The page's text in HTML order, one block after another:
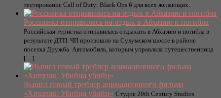
тестирование Call of Duty: Black Ops 6 для всех желающих.
Россиянка отправилась на отдых в Абхазию и погибла
Российская туристка отправилась отдыхать в Абхазию и погибла в
результате ДТП. ЧП произошло на Сухумском шоссе в районе
поселка Дружба. Автомобиль, которым управляла путешественница
[…]
Вышел новый трейлер анимационного фильма
«Хищник: Убийца убийц» Студия 20th Century Studios